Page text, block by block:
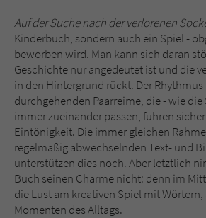
Auf der Suche nach der verlorenen
Kinderbuch, sondern auch ein Spiel -
beworben wird. Man kann sich daran
Geschichte nur angedeutet ist und die
in den Hintergrund rückt. Der
durchgehenden Paarreime, die - wie
immer zueinander passen, führen
Eintönigkeit. Die immer gleichen
regelmäßig abwechselnden Text- und
unterstützen dies noch. Aber letztlich
Buch seinen Charme nicht: denn im
die Lust am kreativen Spiel mit
Momenten des Alltags.